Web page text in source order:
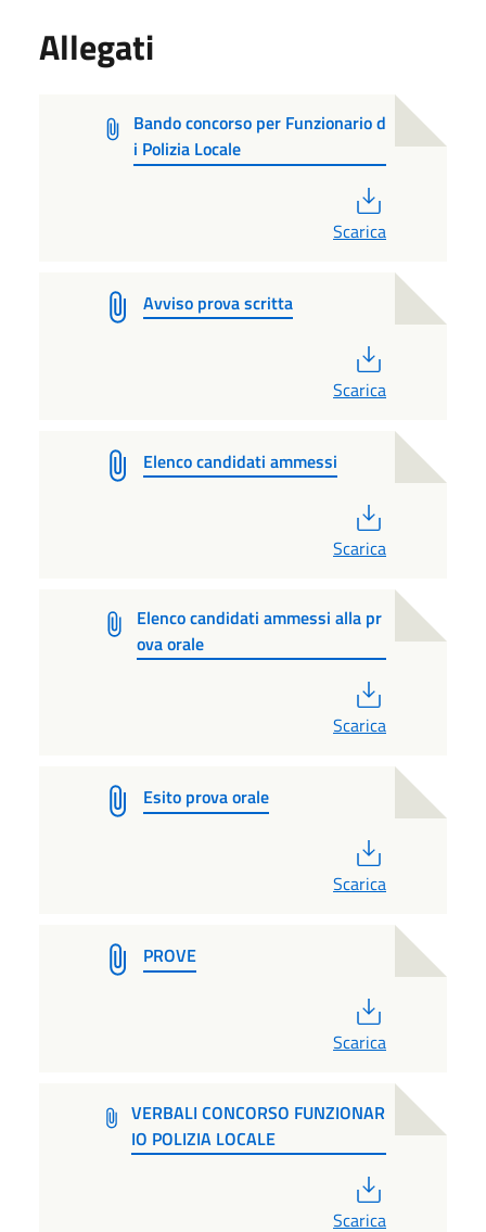
Allegati
Bando concorso per Funzionario d
i Polizia Locale
Scarica
Avviso prova scritta
Scarica
Elenco candidati ammessi
Scarica
Elenco candidati ammessi alla pr
ova orale
Scarica
Esito prova orale
Scarica
PROVE
Scarica
VERBALI CONCORSO FUNZIONAR
IO POLIZIA LOCALE
Scarica